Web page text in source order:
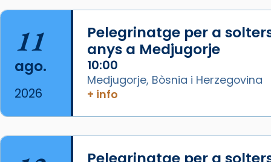
Foto
View on Facebook Share
Arquebisbat de Barcelona
Semproniana ens ajuden a alçar
la mirada»
11
ago.
2026
Pelegrinatge per a
anys a Medjugorje
10:00
Medjugorje, Bòsnia i Herzegovina
+ info